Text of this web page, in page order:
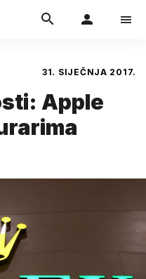
31. SIJEČNJA 2017.
Apple